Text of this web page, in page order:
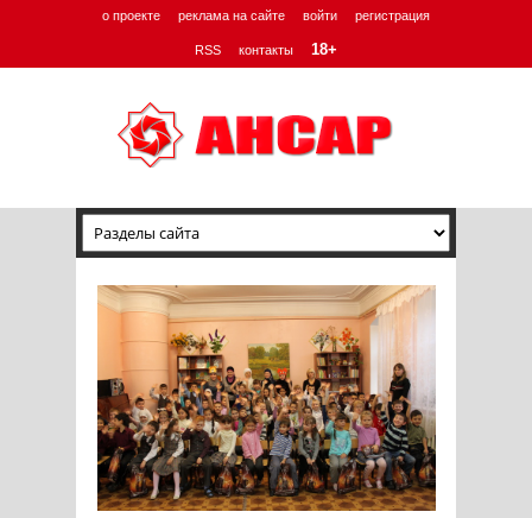
о проекте реклама на сайте войти регистрация
RSS контакты 18+